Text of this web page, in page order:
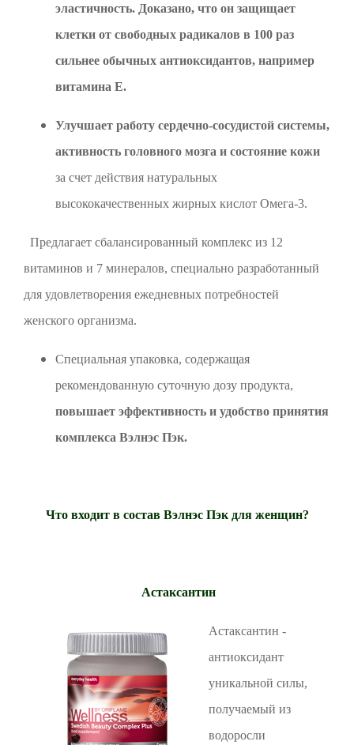
эластичность. Доказано, что он защищает
клетки от свободных радикалов в 100 раз
сильнее обычных антиоксидантов, например
витамина Е.
Улучшает работу сердечно-сосудистой системы,
активность головного мозга и состояние кожи
за счет действия натуральных
высококачественных жирных кислот Омега-3.
Предлагает сбалансированный комплекс из 12
витаминов и 7 минералов, специально разработанный
для удовлетворения ежедневных потребностей
женского организма.
Специальная упаковка, содержащая
рекомендованную суточную дозу продукта,
повышает эффективность и удобство принятия
комплекса Вэлнэс Пэк.
Что входит в состав Вэлнэс Пэк для женщин?
Астаксантин
Астаксантин -
антиоксидант
уникальной силы,
получаемый из
водоросли